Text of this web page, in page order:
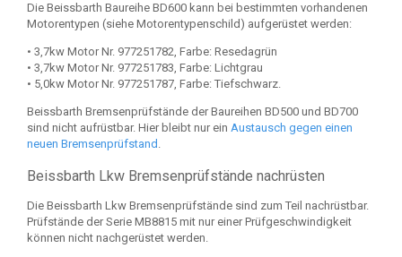
Die Beissbarth Baureihe BD600 kann bei bestimmten vorhandenen
Motorentypen (siehe Motorentypenschild) aufgerüstet werden:
• 3,7kw Motor Nr. 977251782, Farbe: Resedagrün
• 3,7kw Motor Nr. 977251783, Farbe: Lichtgrau
• 5,0kw Motor Nr. 977251787, Farbe: Tiefschwarz.
Beissbarth Bremsenprüfstände der Baureihen BD500 und BD700
sind nicht aufrüstbar. Hier bleibt nur ein Austausch gegen einen
neuen Bremsenprüfstand .
Beissbarth Lkw Bremsenprüfstände nachrüsten
Die Beissbarth Lkw Bremsenprüfstände sind zum Teil nachrüstbar.
Prüfstände der Serie MB8815 mit nur einer Prüfgeschwindigkeit
können nicht nachgerüstet werden.